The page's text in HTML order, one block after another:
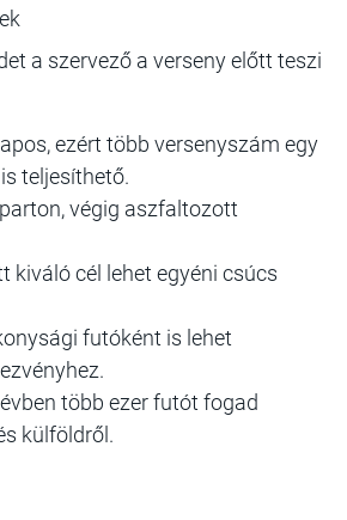
a szervező a verseny előtt teszi
ezért több versenyszám egy
teljesíthető.
végig aszfaltozott
kiváló cél lehet egyéni csúcs
futóként is lehet
több ezer futót fogad
külföldről.